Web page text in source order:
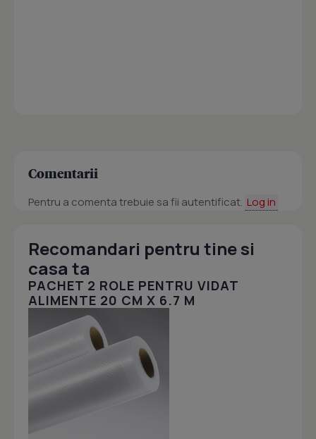
Comentarii
Pentru a comenta trebuie sa fii autentificat. Log in
Recomandari pentru tine si
casa ta
PACHET 2 ROLE PENTRU VIDAT
ALIMENTE 20 CM X 6.7 M